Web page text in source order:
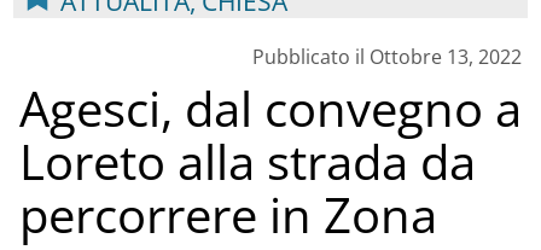
Pubblicato il Ottobre 13, 2022
Agesci, dal convegno a
Loreto alla strada da
percorrere in Zona